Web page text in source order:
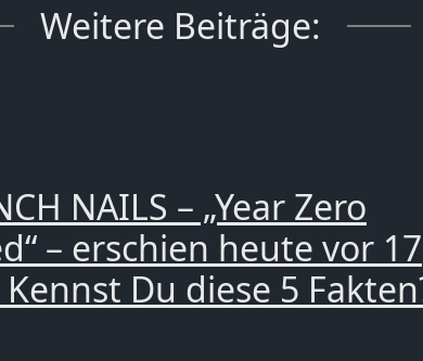
Weitere Beiträge:
NAILS – „Year Zero
– erschien heute vor 17
Kennst Du diese 5